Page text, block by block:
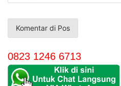
0823 1246 6713